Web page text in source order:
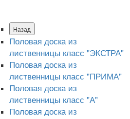
Назад
Половая доска из
лиственницы класс "ЭКСТРА"
Половая доска из
лиственницы класс "ПРИМА"
Половая доска из
лиственницы класс "А"
Половая доска из